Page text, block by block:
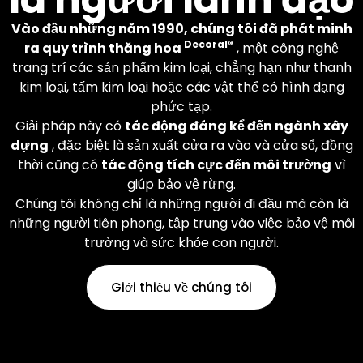
theo ý muốn.
Tìm hiểu thêm
Vào đầu những năm 1990, chúng tôi đã phát minh
ra quy trình thăng hoa Decoral® , một công nghệ
trang trí các sản phẩm kim loại, chẳng hạn như thanh
kim loại, tấm kim loại hoặc các vật thể có hình dạng
phức tạp.
Giải pháp này có tác động đáng kể đến ngành xây
dựng , đặc biệt là sản xuất cửa ra vào và cửa sổ, đồng
thời cũng có tác động tích cực đến môi trường vì
giúp bảo vệ rừng.
Chúng tôi không chỉ là những người đi đầu mà còn là
những người tiên phong, tập trung vào việc bảo vệ môi
trường và sức khỏe con người.
Giới thiệu về chúng tôi